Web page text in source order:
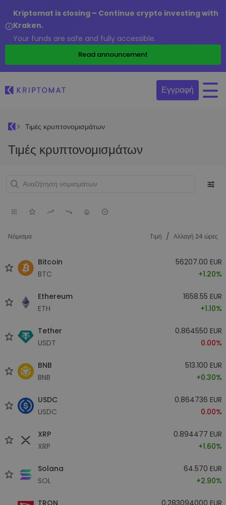
Kriptomat is closing – Continue crypto investing with
Kraken.
Your funds are safe and fully accessible.
Read announcement
Εγγραφή
Τιμές κρυπτονομισμάτων
Τιμές κρυπτονομισμάτων
Νόμισμα Tιμή / Αλλαγή 24 ώρες
Bitcoin
BTC
56207.00 EUR
+1.20%
Ethereum
ETH
1658.55 EUR
+1.10%
Tether
USDT
0.864550 EUR
0.00%
BNB
BNB
513.100 EUR
+0.30%
USDC
USDC
0.864736 EUR
0.00%
XRP
XRP
0.894477 EUR
+1.60%
Solana
SOL
64.570 EUR
+2.90%
TRON
0.283094000 EUR